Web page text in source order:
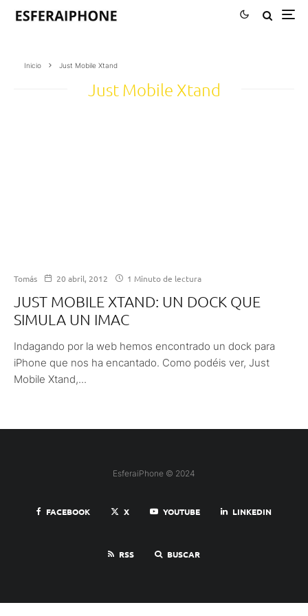
Inicio Just Mobile Xtand
Just Mobile Xtand
Tomás 20 abril, 2012 1 Minuto de lectura
JUST MOBILE XTAND: UN DOCK QUE
SIMULA UN IMAC
Indagando por la web hemos encontrado un dock para
iPhone que nos ha encantado. Como podéis ver, Just
Mobile Xtand,...
EsferaiPhone © 2024
FACEBOOK X YOUTUBE LINKEDIN
RSS BUSCAR